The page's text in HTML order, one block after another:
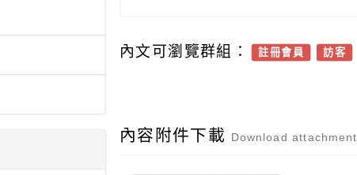
內文可瀏覽群組： 註冊會員 訪客
內容附件下載 Download attachment